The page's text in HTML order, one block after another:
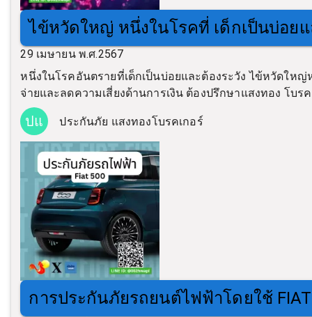
ไข้หวัดใหญ่ หนึ่งในโรคที่ เด็กเป็นบ่อย
29 เมษายน พ.ศ.2567
หนึ่งในโรคอันตรายที่เด็กเป็นบ่อยและต้องระวัง ไข้หวัดให
จ่ายและลดความเสี่ยงด้านการเงิน ต้องปรึกษาแสงทอง โบรค
ปแ ประกันภัย แสงทองโบรคเกอร์
การประกันภัยรถยนต์ไฟฟ้าโดยใช้